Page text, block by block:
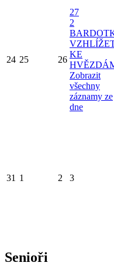
24 25 26
27
2
KE
Zobrazit
všechny
záznamy ze
dne
31 1 2 3
Senioři